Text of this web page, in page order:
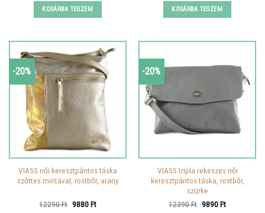
was:
12990 Ft.
KOSÁRBA TESZEM
was:
12990 Ft.
KOSÁRBA TESZEM
-20%
VIA55 női keresztpántos táska
szőttes mintával, rostbőr, arany
12290Ft Original
9880FtCurrent
-20%
VIA55 tripla rekeszes női
keresztpántos táska, rostbőr,
szürke
12390Ft Original
9890FtCurrent